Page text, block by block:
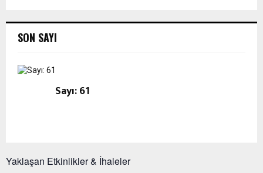
SON SAYI
Sayı: 61
Yaklaşan Etkinlikler & İhaleler